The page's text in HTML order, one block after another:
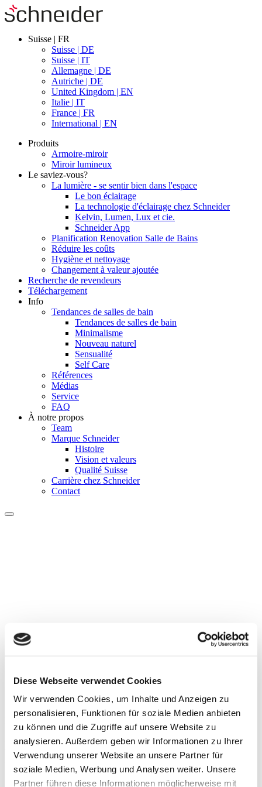
Diese Webseite verwendet Cookies
Wir verwenden Cookies, um Inhalte und Anzeigen zu
personalisieren, Funktionen für soziale Medien anbieten
zu können und die Zugriffe auf unsere Website zu
analysieren. Außerdem geben wir Informationen zu Ihrer
Verwendung unserer Website an unsere Partner für
soziale Medien, Werbung und Analysen weiter. Unsere
Partner führen diese Informationen möglicherweise mit
Suisse | FR
Suisse | DE
Suisse | IT
Allemagne | DE
Autriche | DE
United Kingdom | EN
Italie | IT
France | FR
International | EN
Produits
Armoire-miroir
Miroir lumineux
Le saviez-vous?
La lumière - se sentir bien dans l'espace
Le bon éclairage
La technologie d'éclairage chez Schneider
Kelvin, Lumen, Lux et cie.
Schneider App
Planification Renovation Salle de Bains
Réduire les coûts
Hygiène et nettoyage
Changement à valeur ajoutée
Recherche de revendeurs
Téléchargement
Info
Tendances de salles de bain
Tendances de salles de bain
Minimalisme
Nouveau naturel
Sensualité
Self Care
Références
Médias
Service
FAQ
À notre propos
Team
Marque Schneider
Histoire
Vision et valeurs
Qualité Suisse
Carrière chez Schneider
Contact
Maison individuelle Grandson
Miroir lumineux A-Line HCL: un bien-
être absolu